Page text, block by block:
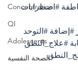
Concentration
QI
Adolescents
الصحة النفسية
#اضطرابات
#إضافة #التوحد
#علاج_النطق